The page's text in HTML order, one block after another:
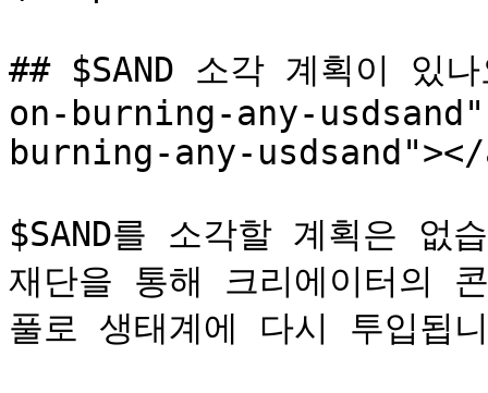
## $SAND 소각 계획이
on-burning-any-
burning-any-usdsand"></
$SAND를 소각할 계획은 없
재단을 통해 크리에이터의
풀로 생태계에 다시 투입됩